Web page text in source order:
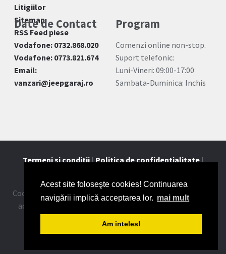
Acest site foloseşte cookies! Continuarea
navigării implică acceptarea lor. mai mult
Am inteles!
Litigiilor
Sitemap
RSS Feed piese
Date de Contact
Vodafone: 0732.868.020
Vodafone: 0773.821.674
Email:
vanzari@jeepgaraj.ro
Program
Comenzi online non-stop.
Suport telefonic:
Luni-Vineri: 09:00-17:00
Sambata-Duminica: Inchis
Termeni si conditii| Politica de confidentialitate|
Cookie-urile ne ajuta sa oferim serviciile noastre. Utilizand
aceste servicii, acceptati modul in care utilizam cookie-